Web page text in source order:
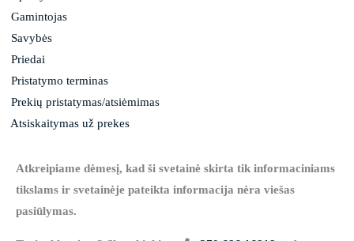
Gamintojas
Savybės
Priedai
Pristatymo terminas
Prekių pristatymas/atsiėmimas
Atsiskaitymas už prekes
Atkreipiame dėmesį, kad ši svetainė skirta tik informaciniams
tikslams ir svetainėje pateikta informacija nėra viešas
pasiūlymas.